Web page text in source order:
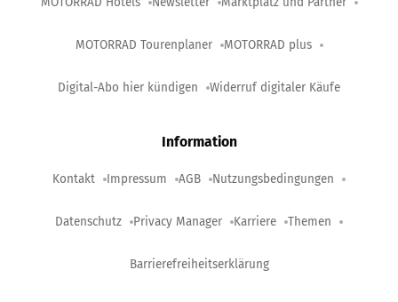
MOTORRAD Tourenplaner MOTORRAD plus
Digital-Abo hier kündigen Widerruf digitaler Käufe
Information
Kontakt Impressum AGB Nutzungsbedingungen
Datenschutz Privacy Manager Karriere Themen
Barrierefreiheitserklärung